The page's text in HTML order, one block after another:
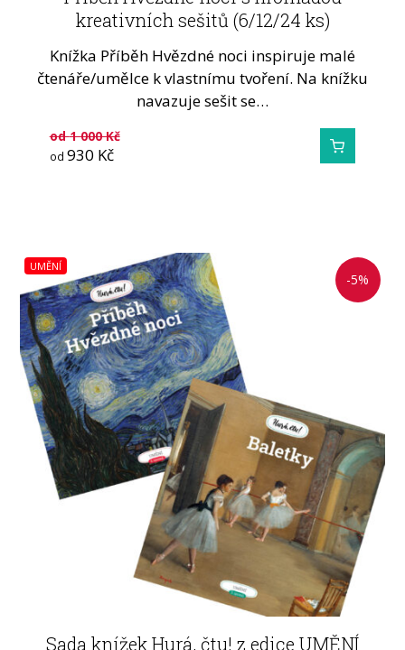
kreativních sešitů (6/12/24 ks)
Knížka Příběh Hvězdné noci inspiruje malé
čtenáře/umělce k vlastnímu tvoření. Na knížku
navazuje sešit se…
od1 000Kč
od 930 Kč
-5%
UMĚNÍ
Sada knížek Hurá, čtu! z edice UMĚNÍ